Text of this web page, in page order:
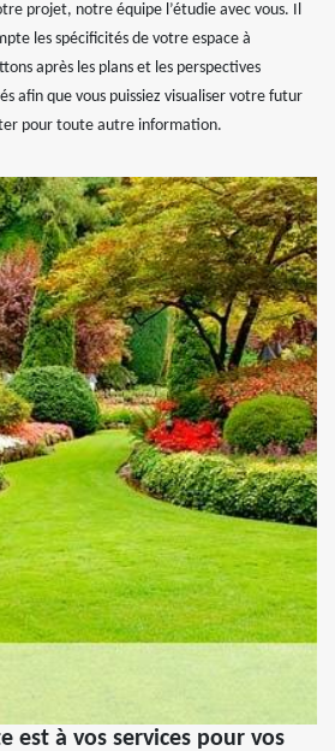
projet, notre équipe l’étudie avec vous. Il
les spécificités de votre espace à
après les plans et les perspectives
afin que vous puissiez visualiser votre futur
pour toute autre information.
est à vos services pour vos